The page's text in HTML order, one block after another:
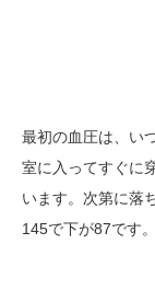
最初の血圧は、い
室に入ってすぐに
います。次第に落
145で下が87です。